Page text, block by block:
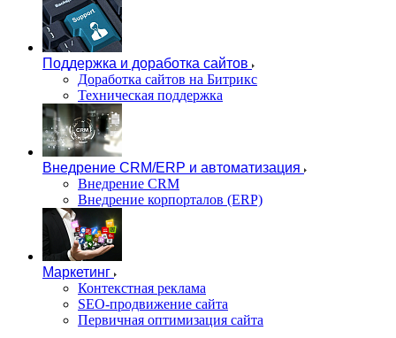
Поддержка и доработка сайтов
Доработка сайтов на Битрикс
Техническая поддержка
Внедрение CRM/ERP и автоматизация
Внедрение CRM
Внедрение корпорталов (ERP)
Маркетинг
Контекстная реклама
SEO-продвижение сайта
Первичная оптимизация сайта